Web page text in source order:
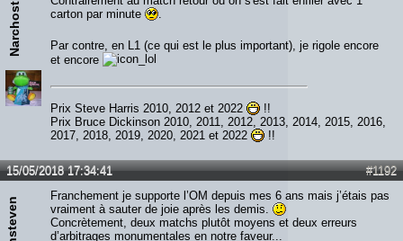
Narchost
carton par minute
Par contre, en L1 (ce qui est le plus important), je rigole encore
et encore
Prix Steve Harris 2010, 2012 et 2022
!!
Prix Bruce Dickinson 2010, 2011, 2012, 2013, 2014, 2015, 2016,
2017, 2018, 2019, 2020, 2021 et 2022
!!
#1192
15/05/2018 17:34:41
Franchement je supporte l’OM depuis mes 6 ans mais j’étais pas
vraiment à sauter de joie après les demis.
Concrètement, deux matchs plutôt moyens et deux erreurs
d’arbitrages monumentales en notre faveur...